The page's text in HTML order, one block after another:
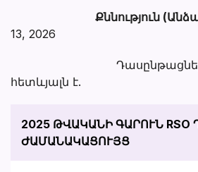
Քննություն
13, 2026
Դասընթացների
հետևյալն է.
2025 ԹՎԱԿԱՆԻ ԳԱՐՈՒՆ RSO
ԺԱՄԱՆԱԿԱՑՈՒՅՑ